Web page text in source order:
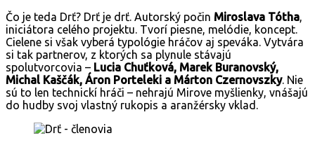
Čo je teda Drť? Drť je drť. Autorský počin Miroslava Tótha,
iniciátora celého projektu. Tvorí piesne, melódie, koncept.
Cielene si však vyberá typológie hráčov aj speváka. Vytvára
si tak partnerov, z ktorých sa plynule stávajú
spolutvorcovia – Lucia Chuťková, Marek Buranovský,
Michal Kaščák, Áron Porteleki a Márton Czernovszky. Nie
sú to len technickí hráči – nehrajú Mirove myšlienky, vnášajú
do hudby svoj vlastný rukopis a aranžérsky vklad.